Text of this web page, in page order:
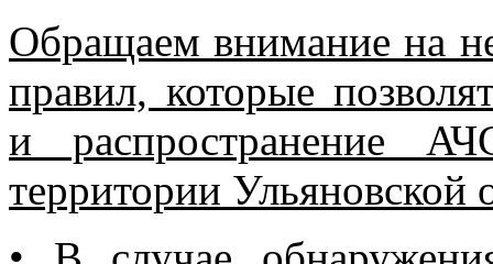
Обращаем внимание на
правил, которые
и распространение
территории Ульяновской